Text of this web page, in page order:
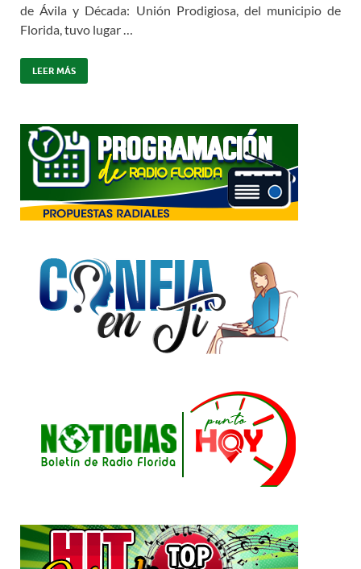
de Ávila y Década: Unión Prodigiosa, del municipio de
Florida, tuvo lugar …
LEER MÁS